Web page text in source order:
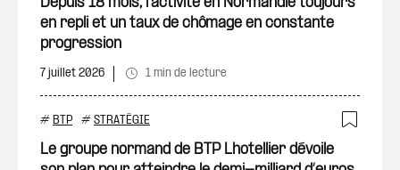
Depuis 18 mois, l’activité en Normandie toujours
en repli et un taux de chômage en constante
progression
7 juillet 2026 1 min de lecture
# BTP # STRATÉGIE
Le groupe normand de BTP Lhotellier dévoile